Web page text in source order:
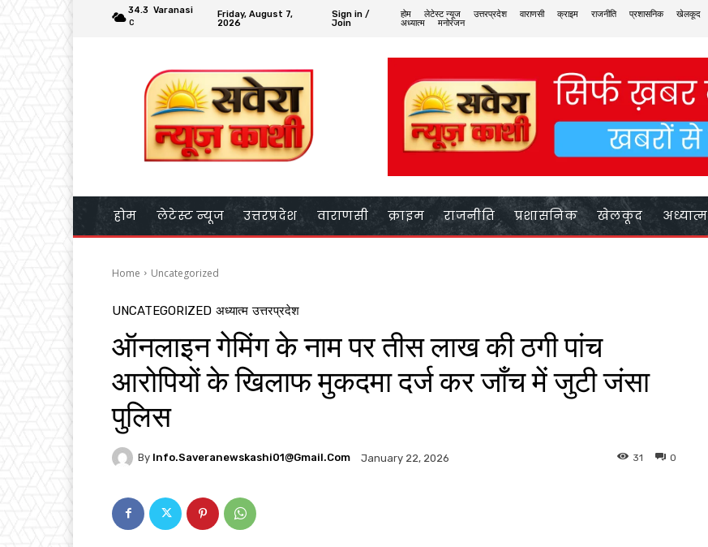
34.3
C
Varanasi
Friday, August 7,
2026
Sign in /
Join
होम लेटेस्ट न्यूज उत्तरप्रदेश वाराणसी क्राइम राजनीति प्रशासनिक
खेलकूद
अध्यात्म
मनोरंजन
होम लेटेस्ट न्यूज उत्तरप्रदेश वाराणसी क्राइम राजनीति प्रशासनिक खेलकूद अध्यात्म
Home Uncategorized
UNCATEGORIZED अध्यात्म उत्तरप्रदेश
ऑनलाइन गेमिंग के नाम पर तीस लाख की ठगी पांच
आरोपियों के खिलाफ मुकदमा दर्ज कर जाँच में जुटी जंसा
पुलिस
By Info.saveranewskashi01@gmail.com January 22, 2026 0
31